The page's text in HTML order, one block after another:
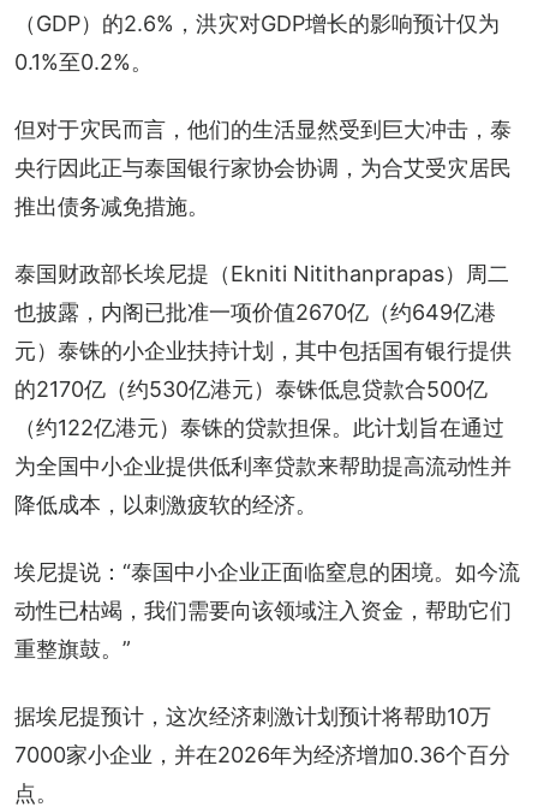
（GDP）的2.6%，洪灾对GDP增长的影响预计仅为
0.1%至0.2%。
但对于灾民而言，他们的生活显然受到巨大冲击，泰
央行因此正与泰国银行家协会协调，为合艾受灾居民
推出债务减免措施。
泰国财政部长埃尼提（Ekniti Nitithanprapas）周二
也披露，内阁已批准一项价值2670亿（约649亿港
元）泰铢的小企业扶持计划，其中包括国有银行提供
的2170亿（约530亿港元）泰铢低息贷款合500亿
（约122亿港元）泰铢的贷款担保。此计划旨在通过
为全国中小企业提供低利率贷款来帮助提高流动性并
降低成本，以刺激疲软的经济。
埃尼提说：“泰国中小企业正面临窒息的困境。如今流
动性已枯竭，我们需要向该领域注入资金，帮助它们
重整旗鼓。”
据埃尼提预计，这次经济刺激计划预计将帮助10万
7000家小企业，并在2026年为经济增加0.36个百分
点。